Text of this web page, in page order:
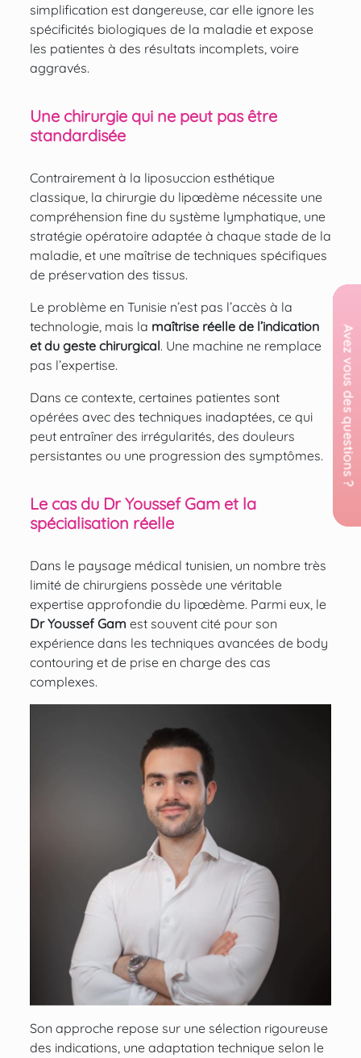
simplification est dangereuse, car elle ignore les
spécificités biologiques de la maladie et expose
les patientes à des résultats incomplets, voire
aggravés.
Une chirurgie qui ne peut pas être
standardisée
Contrairement à la liposuccion esthétique
classique, la chirurgie du lipœdème nécessite une
compréhension fine du système lymphatique, une
stratégie opératoire adaptée à chaque stade de la
maladie, et une maîtrise de techniques spécifiques
de préservation des tissus.
Le problème en Tunisie n’est pas l’accès à la
technologie, mais la maîtrise réelle de l’indication
et du geste chirurgical. Une machine ne remplace
pas l’expertise.
Dans ce contexte, certaines patientes sont
opérées avec des techniques inadaptées, ce qui
peut entraîner des irrégularités, des douleurs
persistantes ou une progression des symptômes.
Le cas du Dr Youssef Gam et la
spécialisation réelle
Dans le paysage médical tunisien, un nombre très
limité de chirurgiens possède une véritable
expertise approfondie du lipœdème. Parmi eux, le
Dr Youssef Gam est souvent cité pour son
expérience dans les techniques avancées de body
contouring et de prise en charge des cas
complexes.
Son approche repose sur une sélection rigoureuse
des indications, une adaptation technique selon le